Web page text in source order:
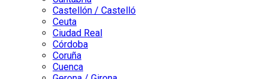
Castellón / Castelló
Ceuta
Ciudad Real
Córdoba
Coruña
Cuenca